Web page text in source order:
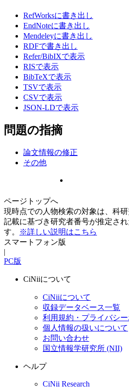
RefWorksに書き出し
EndNoteに書き出し
Mendeleyに書き出し
RDFで書き出し
Refer/BibIXで表示
RISで表示
BibTeXで表示
TSVで表示
CSVで表示
JSON-LDで表示
問題の指摘
論文情報の修正
その他
ページトップへ
現時点での人物検索の対象は、科研
記載に基づき研究者番号が推定さ
す。
※詳しい説明はこちら
スマートフォン版
|
PC版
CiNiiについて
CiNiiについて
収録データベース一覧
利用規約・プライバシ
個人情報の扱いについて
お問い合わせ
国立情報学研究所 (NII)
ヘルプ
CiNii Research